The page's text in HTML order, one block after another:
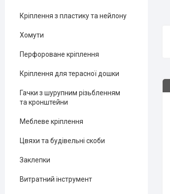
Кріплення з пластику та нейлону
Хомути
Перфороване кріплення
Кріплення для терасної дошки
Гачки з шурупним різьбленням
та кронштейни
Меблеве кріплення
Цвяхи та будівельні скоби
Заклепки
Витратний інструмент